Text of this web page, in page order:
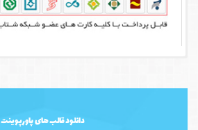
دانلود قالب های پاورپوینت